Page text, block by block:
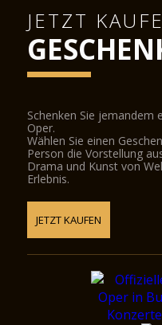
JETZT
Schenken Sie jemandem
Oper.
Wählen Sie einen
Person die Vorstellung
Drama und Kunst von
Erlebnis.
JETZT KAUFEN